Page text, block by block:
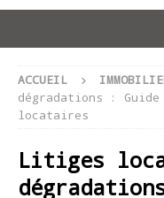
ACCUEIL
dégradations :
locataires
Litiges